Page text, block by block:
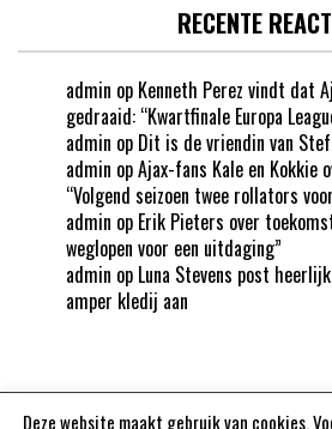
RECENTE
admin op Kenneth Perez vindt dat
gedraaid: “Kwartfinale Europa
admin op Dit is de vriendin van
admin opAjax-fans Kale en Kokkie
“Volgend seizoen twee rollators
admin op Erik Pieters over
weglopen voor een uitdaging”
admin op Luna Stevens post
amper kledij aan
Deze website maakt gebruik van cookies.